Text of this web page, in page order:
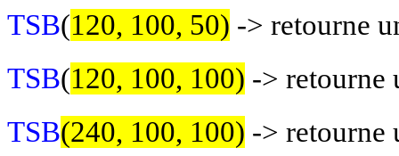
TSB(120, 100, 50) -> retourne
TSB(120, 100, 100) -> retourne
TSB(240, 100, 100) -> retourne